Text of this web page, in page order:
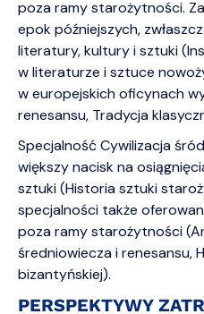
poza ramy starożytności.
epok późniejszych,
literatury, kultury i sztuki
w literaturze i sztuce
w europejskich oficynach
renesansu, Tradycja
Specjalność Cywilizacja
większy nacisk na
sztuki (Historia sztuki
specjalności także
poza ramy starożytności
średniowiecza i renesansu,
bizantyńskiej).
PERSPEKTYWY